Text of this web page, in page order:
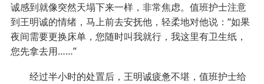
诚感到就像突然天塌下来一样，非常焦虑。值班护士注意
到王明诚的情绪，马上前去安抚他，轻柔地对他说：“如果
夜间需要更换床单，您随时叫我就行，我这里有卫生纸，
您先拿去用……”
经过半小时的处置后，王明诚疲惫不堪，值班护士给